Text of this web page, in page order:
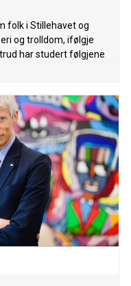
folk i Stillehavet og
og trolldom, ifølgje
har studert følgjene